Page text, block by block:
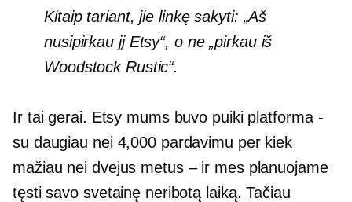
Kitaip tariant, jie linkę sakyti: „Aš
nusipirkau jį Etsy“, o ne „pirkau iš
Woodstock Rustic“.
Ir tai gerai. Etsy mums buvo puiki platforma -
su daugiau nei 4,000 pardavimu per kiek
mažiau nei dvejus metus – ir mes planuojame
tęsti savo svetainę neribotą laiką. Tačiau